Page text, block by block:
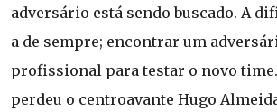
adversário está sendo buscado. A
a de sempre; encontrar um
profissional para testar o novo time.
perdeu o centroavante Hugo